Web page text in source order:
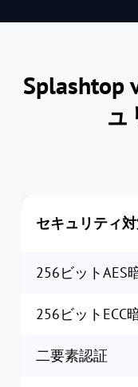
Splashtop
セキュリティ
256ビットAES
256ビットECC
二要素認証